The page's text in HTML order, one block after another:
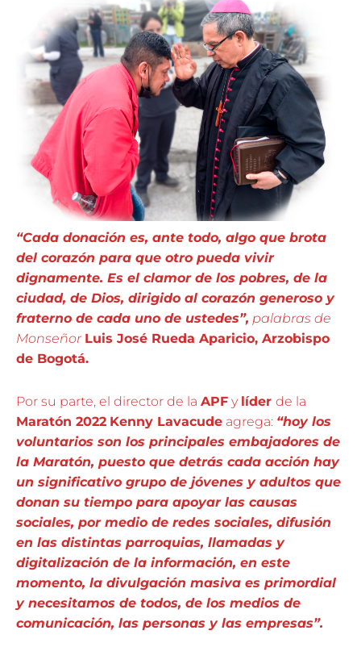
“Cada donación es, ante todo, algo que brota
del corazón para que otro pueda vivir
dignamente. Es el clamor de los pobres, de la
ciudad, de Dios, dirigido al corazón generoso y
fraterno de cada uno de ustedes”, palabras de
Monseñor Luis José Rueda Aparicio, Arzobispo
de Bogotá.
Por su parte, el director de la APF y líder de la
Maratón 2022 Kenny Lavacude agrega: “hoy los
voluntarios son los principales embajadores de
la Maratón, puesto que detrás cada acción hay
un significativo grupo de jóvenes y adultos que
donan su tiempo para apoyar las causas
sociales, por medio de redes sociales, difusión
en las distintas parroquias, llamadas y
digitalización de la información, en este
momento, la divulgación masiva es primordial
y necesitamos de todos, de los medios de
comunicación, las personas y las empresas”.